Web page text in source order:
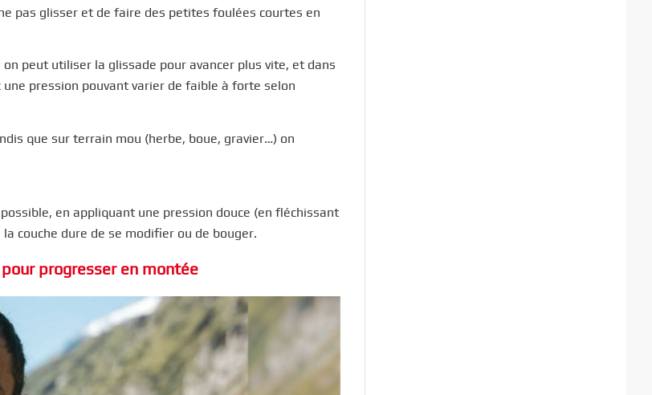
pas glisser et de faire des petites foulées courtes en
peut utiliser la glissade pour avancer plus vite, et dans
pression pouvant varier de faible à forte selon
que sur terrain mou (herbe, boue, gravier…) on
en appliquant une pression douce (en fléchissant
couche dure de se modifier ou de bouger.
progresser en montée